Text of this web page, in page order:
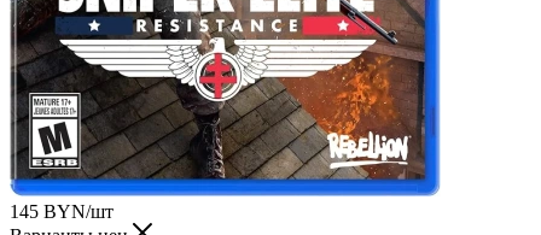
145 BYN/шт